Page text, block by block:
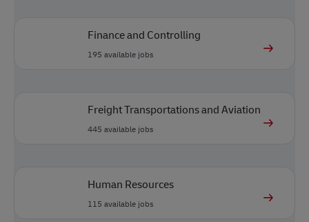
Finance and Controlling
195 available jobs
Freight Transportations and Aviation
445 available jobs
Human Resources
115 available jobs